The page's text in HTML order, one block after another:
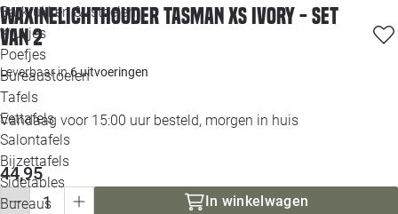
Barkrukken & -stoelen
Krukjes
Poefjes
Bureaustoelen
Tafels
Eettafels
Salontafels
Bijzettafels
Sidetables
Bureaus
Waxinelichthouder Tasman XS ivory - set
van 2
Leverbaar in6 uitvoeringen
Vandaag voor 15:00 uur besteld, morgen in huis
44,95
In winkelwagen